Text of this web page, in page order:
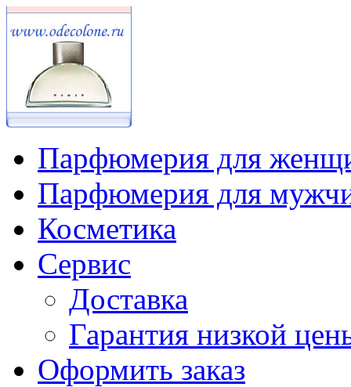
Парфюмерия для
Парфюмерия для
Косметика
Сервис
Доставка
Гарантия низкой
Оформить заказ